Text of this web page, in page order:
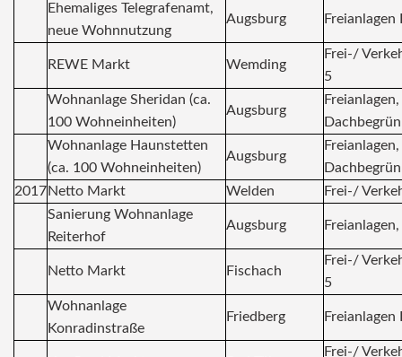
Ehemaliges Telegrafenamt,
neue Wohnnutzung
Augsburg Freianlagen
REWE Markt Wemding
Frei-/
5
Wohnanlage Sheridan (ca.
100 Wohneinheiten)
Augsburg
Freianlagen,
Wohnanlage Haunstetten
(ca. 100 Wohneinheiten)
Augsburg
Freianlagen,
2017Netto Markt Welden
Frei-/
Sanierung Wohnanlage
Reiterhof
Augsburg
Netto Markt Fischach
Frei-/
5
Wohnanlage
Konradinstraße
Friedberg Freianlagen
Frei-/